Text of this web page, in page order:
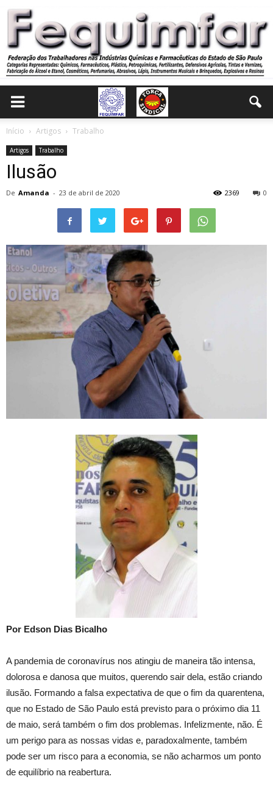
Início Artigos Trabalho
Artigos Trabalho
Ilusão
De Amanda - 23 de abril de 2020 0
2369
Por Edson Dias Bicalho
A pandemia de coronavírus nos atingiu de maneira tão intensa,
dolorosa e danosa que muitos, querendo sair dela, estão criando
ilusão. Formando a falsa expectativa de que o fim da quarentena,
que no Estado de São Paulo está previsto para o próximo dia 11
de maio, será também o fim dos problemas. Infelizmente, não. É
um perigo para as nossas vidas e, paradoxalmente, também
pode ser um risco para a economia, se não acharmos um ponto
de equilíbrio na reabertura.